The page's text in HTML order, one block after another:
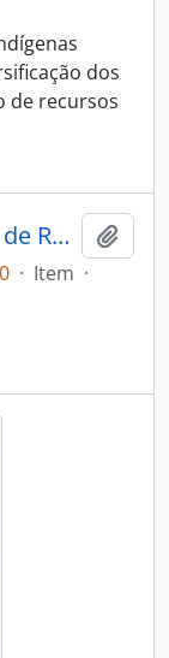
dos
de recursos
Os grupos tribais do território de Roraima
· Item ·